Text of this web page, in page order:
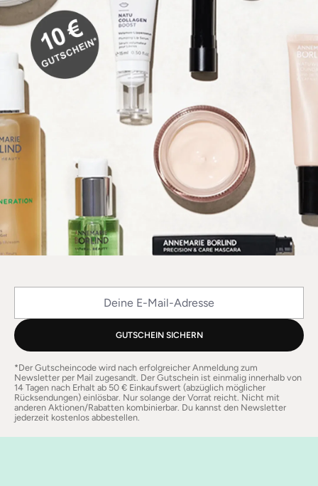
GUTSCHEIN SICHERN
*Der Gutscheincode wird nach erfolgreicher Anmeldung zum
Newsletter per Mail zugesandt. Der Gutschein ist einmalig innerhalb von
14 Tagen nach Erhalt ab 50 € Einkaufswert (abzüglich möglicher
Rücksendungen) einlösbar. Nur solange der Vorrat reicht. Nicht mit
anderen Aktionen/Rabatten kombinierbar. Du kannst den Newsletter
jederzeit kostenlos abbestellen.